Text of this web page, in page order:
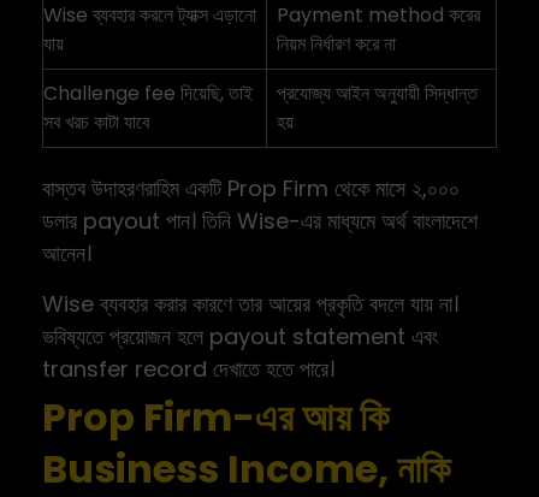
Wise ব্যবহার করলে ট্যাক্স এড়ানো
যায়
Payment method করের
নিয়ম নির্ধারণ করে না
Challenge fee দিয়েছি, তাই
সব খরচ কাটা যাবে
প্রযোজ্য আইন অনুযায়ী সিদ্ধান্ত
হয়
বাস্তব উদাহরণরাহিম একটি Prop Firm থেকে মাসে ২,০০০
ডলার payout পান। তিনি Wise-এর মাধ্যমে অর্থ বাংলাদেশে
আনেন।
Wise ব্যবহার করার কারণে তার আয়ের প্রকৃতি বদলে যায় না।
ভবিষ্যতে প্রয়োজন হলে payout statement এবং
transfer record দেখাতে হতে পারে।
Prop Firm-এর আয় কি
Business Income, নাকি